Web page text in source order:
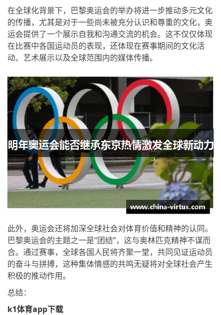
在全球化背景下，巴黎奥运会的举办将进一步推动多元文化
的传播，尤其是对于一些尚未被充分认识和尊重的文化，奥
运会提供了一个展示自我和沟通交流的机会。这不仅仅体现
在比赛中各国运动员的表现，还体现在赛事期间的文化活
动、艺术展示以及全球范围内的媒体传播。
此外，奥运会还将加深全球社会对体育价值和精神的认同。
巴黎奥运会的主题之一是“团结”，这与奥林匹克精神不谋而
合。通过赛事，全球各国人民将齐聚一堂，共同见证运动员
的奋斗与拼搏，这种集体情感的共鸣无疑将对全球社会产生
积极的推动作用。
总结：
k1体育app下载